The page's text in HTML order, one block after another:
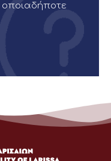
οποιαδήποτε